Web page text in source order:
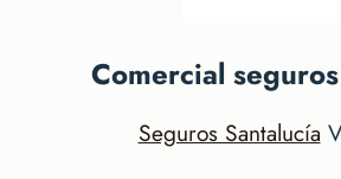
Comercial
Seguros Santalucía